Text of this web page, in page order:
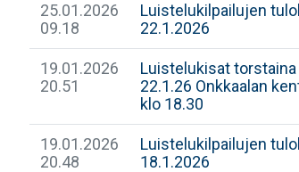
25.01.2026
09.18
Luistelukilpailujen
22.1.2026
19.01.2026
20.51
Luistelukisat torstaina
22.1.26 Onkkaalan
klo 18.30
19.01.2026
20.48
Luistelukilpailujen
18.1.2026